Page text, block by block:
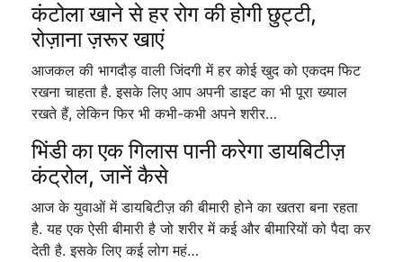
कंटोला खाने से हर रोग की होगी छुट्टी,
रोज़ाना ज़रूर खाएं
आजकल की भागदौड़ वाली जिंदगी में हर कोई खुद को एकदम फिट
रखना चाहता है. इसके लिए आप अपनी डाइट का भी पूरा ख्याल
रखते हैं, लेकिन फिर भी कभी-कभी अपने शरीर…
भिंडी का एक गिलास पानी करेगा डायबिटीज़
कंट्रोल, जानें कैसे
आज के युवाओं में डायबिटीज़ की बीमारी होने का खतरा बना रहता
है. यह एक ऐसी बीमारी है जो शरीर में कई और बीमारियों को पैदा कर
देती है. इसके लिए कई लोग महं…